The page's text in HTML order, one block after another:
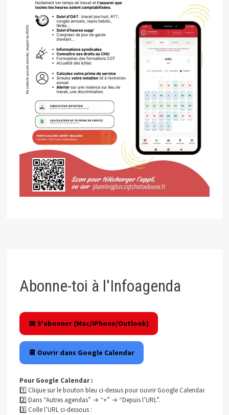
Abonne-toi à l'Infoagenda
📅 S'abonner (Mac/iPhone/Outlook)
📆 Ouvrir dans Google Calendar
Pour Google Calendar :
1️⃣ Clique sur le bouton bleu ci-dessus pour ouvrir Google Calendar.
2️⃣ Dans “Autres agendas” → “+” → “Depuis l’URL”.
3️⃣ Colle l’URL ci-dessous :